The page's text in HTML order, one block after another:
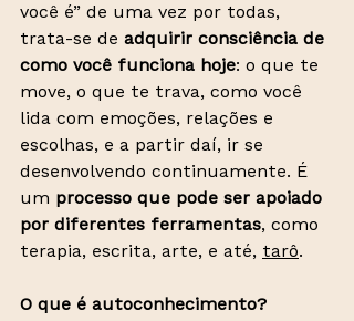
você é” de uma vez por todas,
trata-se de adquirir consciência de
como você funciona hoje: o que te
move, o que te trava, como você
lida com emoções, relações e
escolhas, e a partir daí, ir se
desenvolvendo continuamente. É
um processo que pode ser apoiado
por diferentes ferramentas, como
terapia, escrita, arte, e até, tarô.
O que é autoconhecimento?